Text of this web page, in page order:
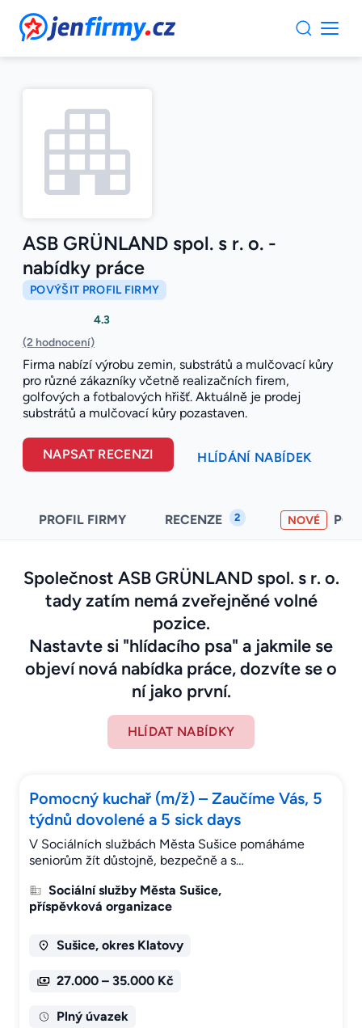
JenFirmy.cz
ASB GRÜNLAND spol. s r. o. -
nabídky práce
POVÝŠIT PROFIL FIRMY
4.3
(2 hodnocení)
Firma nabízí výrobu zemin, substrátů a mulčovací kůry
pro různé zákazníky včetně realizačních firem,
golfových a fotbalových hřišť. Aktuálně je prodej
substrátů a mulčovací kůry pozastaven.
NAPSAT RECENZI HLÍDÁNÍ NABÍDEK
PROFIL FIRMY RECENZE 2 NOVÉ
Společnost ASB GRÜNLAND spol. s r. o.
tady zatím nemá zveřejněné volné
pozice.
Nastavte si "hlídacího psa" a jakmile se
objeví nová nabídka práce, dozvíte se o
ní jako první.
HLÍDAT NABÍDKY
Pomocný kuchař (m/ž) – Zaučíme Vás, 5
týdnů dovolené a 5 sick days
V Sociálních službách Města Sušice pomáháme
seniorům žít důstojně, bezpečně a s…
Sociální služby Města Sušice,
příspěvková organizace
Sušice, okres Klatovy
27.000 – 35.000 Kč
Plný úvazek